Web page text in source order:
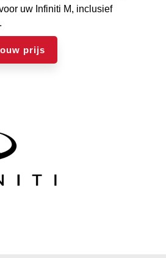
uw Infiniti M, inclusief
prijs